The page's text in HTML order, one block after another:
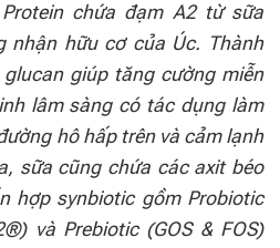
Protein chứa đạm A2 từ sữa
nhận hữu cơ của Úc. Thành
giúp tăng cường miễn
lâm sàng có tác dụng làm
hô hấp trên và cảm lạnh
sữa cũng chứa các axit béo
hợp synbiotic gồm Probiotic
và Prebiotic (GOS & FOS)